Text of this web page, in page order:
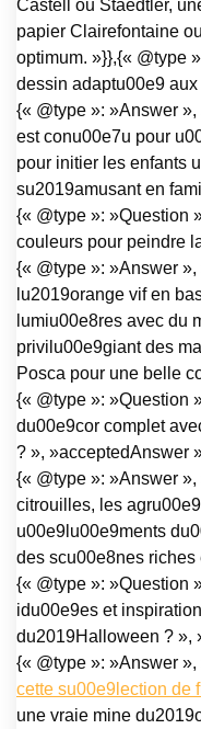
Castell ou Staedtler,
papier Clairefontaine
optimum. »}},{« @type
dessin adaptu00e9
{« @type »: »Answer
est conu00e7u pour
pour initier les enfants
su2019amusant en
{« @type »: »Question
couleurs pour peindre
{« @type »: »Answer
lu2019orange vif en
lumiu00e8res avec du
privilu00e9giant des
Posca pour une belle
{« @type »: »Question
du00e9cor complet
? », »acceptedAnswer
{« @type »: »Answer
citrouilles, les
u00e9lu00e9ments
des scu00e8nes riches
{« @type »: »Question
idu00e9es et
du2019Halloween ? »,
{« @type »: »Answer
cette su00e9lection de
une vraie mine